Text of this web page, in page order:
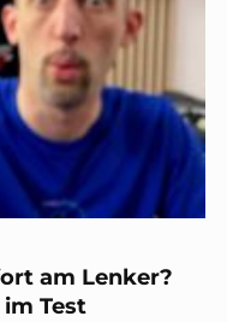
am Lenker?
Test